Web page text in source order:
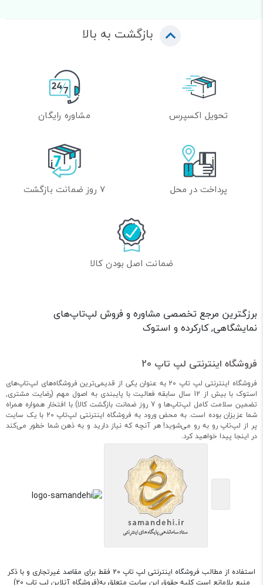
بازگشت به بالا
تحویل اکسپرس مشاوره رایگان
پرداخت در محل 7 روز ضمانت بازگشت
ضمانت اصل بودن کالا
برزگترین مرجع تخصصی مشاوره و فروش لپ‌تاپ‌های
نمایشگاهی, کارکرده و استوک
فروشگاه اینترنتی لپ تاپ 20
فروشگاه اینترنتی لپ تاپ 20 به عنوان یکی از قدیمی‌ترین فروشگاه‌های لپ‌تاپ‌های
استوک با بیش از 12 سال سابقه فعالیت با پایبندی به اصول مهم (رضایت مشتری,
تضمین سلامت کامل لپ‌تاپ‌ها و 7 روز ضمانت بازگشت کالا) با افتخار همواره همراه
شما عزیزان بوده است. به محض ورود به فروشگاه اینترنتی لپ‌تاپ 20 با یک سایت
پر از لپ‌تاپ رو به رو می‌شوید! هر آنچه که نیاز دارید و به ذهن شما خطور می‌کند
در اینجا پیدا خواهید کرد.
استفاده از مطالب فروشگاه اینترنتی لپ تاپ 20 فقط برای مقاصد غیرتجاری و با ذکر
منبع بلامانع است کلیه حقوق این سایت متعلق به(فروشگاه آنلاین لپ تاپ 20)